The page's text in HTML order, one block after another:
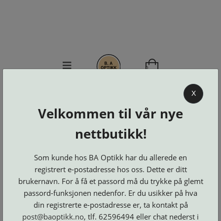
KJØPSVILKÅR
OSS
DELER
LOGG INN
0
Brillerens
Brillesnorer
on
og
Suncover
Etuier
Innfatninger
Lesebriller
Luper
og
Speil
Microkluter
Neseputer
og
Solbriller
Se alle kategorier
X
Velkommen til vår nye
nettbutikk!
Som kunde hos BA Optikk har du allerede en
registrert e-postadresse hos oss. Dette er ditt
brukernavn. For å få et passord må du trykke på glemt
passord-funksjonen nedenfor. Er du usikker på hva
din registrerte e-postadresse er, ta kontakt på
post@baoptikk.no, tlf. 62596494 eller chat nederst i